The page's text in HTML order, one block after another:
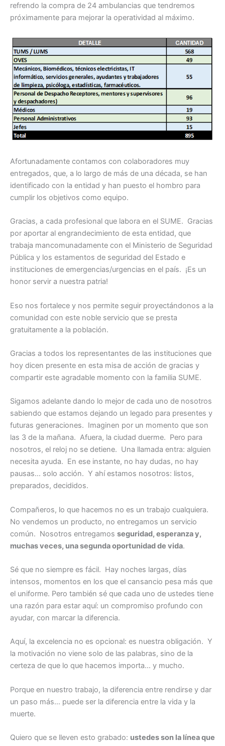
refrendo la compra de 24 ambulancias que tendremos
próximamente para mejorar la operatividad al máximo.
Afortunadamente contamos con colaboradores muy
entregados, que, a lo largo de más de una década, se han
identificado con la entidad y han puesto el hombro para
cumplir los objetivos como equipo.
Gracias, a cada profesional que labora en el SUME. Gracias
por aportar al engrandecimiento de esta entidad, que
trabaja mancomunadamente con el Ministerio de Seguridad
Pública y los estamentos de seguridad del Estado e
instituciones de emergencias/urgencias en el país. ¡Es un
honor servir a nuestra patria!
Eso nos fortalece y nos permite seguir proyectándonos a la
comunidad con este noble servicio que se presta
gratuitamente a la población.
Gracias a todos los representantes de las instituciones que
hoy dicen presente en esta misa de acción de gracias y
compartir este agradable momento con la familia SUME.
Sigamos adelante dando lo mejor de cada uno de nosotros
sabiendo que estamos dejando un legado para presentes y
futuras generaciones. Imaginen por un momento que son
las 3 de la mañana. Afuera, la ciudad duerme. Pero para
nosotros, el reloj no se detiene. Una llamada entra: alguien
necesita ayuda. En ese instante, no hay dudas, no hay
pausas… solo acción. Y ahí estamos nosotros: listos,
preparados, decididos.
Compañeros, lo que hacemos no es un trabajo cualquiera.
No vendemos un producto, no entregamos un servicio
común. Nosotros entregamos seguridad, esperanza y,
muchas veces, una segunda oportunidad de vida.
Sé que no siempre es fácil. Hay noches largas, días
intensos, momentos en los que el cansancio pesa más que
el uniforme. Pero también sé que cada uno de ustedes tiene
una razón para estar aquí: un compromiso profundo con
ayudar, con marcar la diferencia.
Aquí, la excelencia no es opcional: es nuestra obligación. Y
la motivación no viene solo de las palabras, sino de la
certeza de que lo que hacemos importa… y mucho.
Porque en nuestro trabajo, la diferencia entre rendirse y dar
un paso más… puede ser la diferencia entre la vida y la
muerte.
Quiero que se lleven esto grabado: ustedes son la línea que